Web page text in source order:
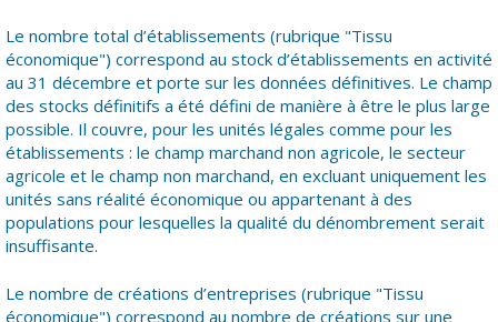
Le nombre total d’établissements (rubrique "Tissu
économique") correspond au stock d’établissements en activité
au 31 décembre et porte sur les données définitives. Le champ
des stocks définitifs a été défini de manière à être le plus large
possible. Il couvre, pour les unités légales comme pour les
établissements : le champ marchand non agricole, le secteur
agricole et le champ non marchand, en excluant uniquement les
unités sans réalité économique ou appartenant à des
populations pour lesquelles la qualité du dénombrement serait
insuffisante.
Le nombre de créations d’entreprises (rubrique "Tissu
économique") correspond au nombre de créations sur une